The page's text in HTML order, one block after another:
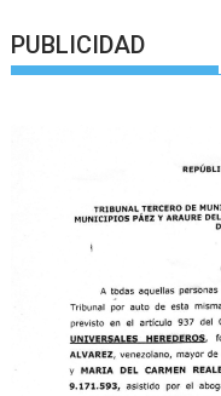
PUBLICIDAD